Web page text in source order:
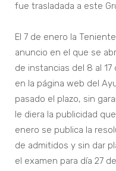
fue trasladada a este
El 7 de enero la
anuncio en el que se
de instancias del 8 al
en la página web del
pasado el plazo, sin
le diera la publicidad
enero se publica la
de admitidos y sin dar
el examen para día 27